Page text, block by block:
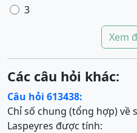
3
Xem
Các câu hỏi khác:
Câu hỏi 613438:
Chỉ số chung (tổng hợp) về
Laspeyres được tính: